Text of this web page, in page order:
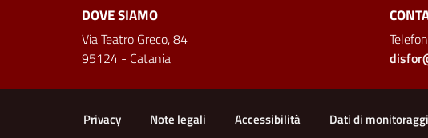
DOVE SIAMO
Via Teatro Greco, 84
95124 - Catania
Privacy Note legali Accessibilità Dati di